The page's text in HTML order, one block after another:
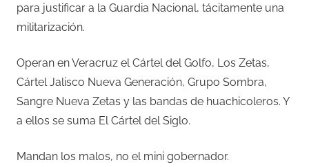
para justificar a la Guardia Nacional, tácitamente una
militarización.
Operan en Veracruz el Cártel del Golfo, Los Zetas,
Cártel Jalisco Nueva Generación, Grupo Sombra,
Sangre Nueva Zetas y las bandas de huachicoleros. Y
a ellos se suma El Cártel del Siglo.
Mandan los malos, no el mini gobernador.